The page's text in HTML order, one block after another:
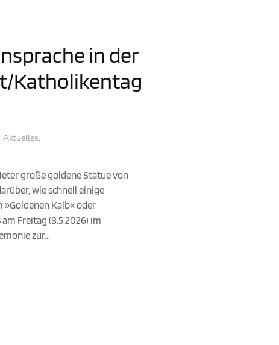
in der
Katholikentag
Aktuelles.
große goldene Statue von
wie schnell einige
Kalb« oder
Freitag (8.5.2026) im
zur...